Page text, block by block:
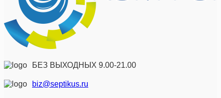
БЕЗ ВЫХОДНЫХ 9.00-21.00
biz@septikus.ru